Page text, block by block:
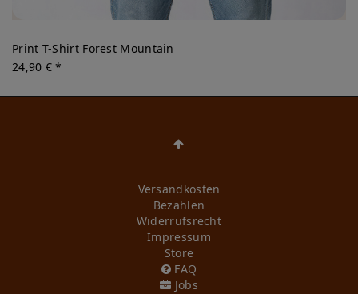
Print T-Shirt Forest Mountain
24,90 € *
Versandkosten
Bezahlen
Widerrufs­recht
Impressum
Store
FAQ
Jobs